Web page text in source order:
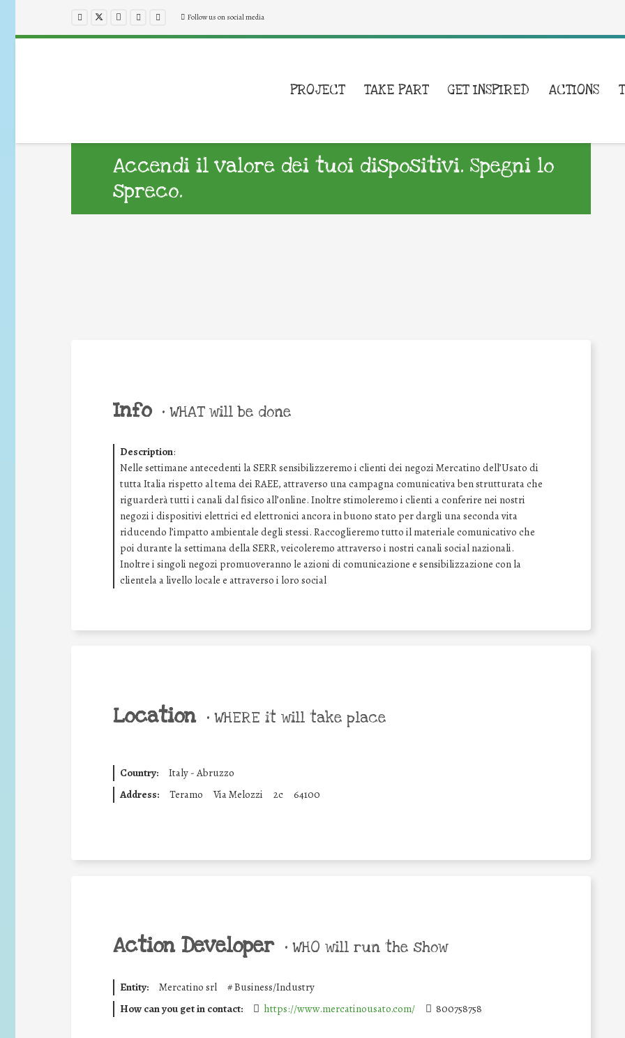
Follow us on social media
PROJECT TAKE PART GET INSPIRED ACTIONS
Accendi il valore dei tuoi dispositivi. Spegni lo
spreco.
Info • WHAT will be done
Description:
Nelle settimane antecedenti la SERR sensibilizzeremo i clienti dei negozi Mercatino dell’Usato di
tutta Italia rispetto al tema dei RAEE, attraverso una campagna comunicativa ben strutturata che
riguarderà tutti i canali dal fisico all’online. Inoltre stimoleremo i clienti a conferire nei nostri
negozi i dispositivi elettrici ed elettronici ancora in buono stato per dargli una seconda vita
riducendo l’impatto ambientale degli stessi. Raccoglieremo tutto il materiale comunicativo che
poi durante la settimana della SERR, veicoleremo attraverso i nostri canali social nazionali.
Inoltre i singoli negozi promuoveranno le azioni di comunicazione e sensibilizzazione con la
clientela a livello locale e attraverso i loro social
Location • WHERE it will take place
Country:
Italy - Abruzzo
Address:
Teramo Via Melozzi 2c 64100
Action Developer • WHO will run the show
Entity: Mercatino srl #Business/Industry
How can you get in contact:
https://www.mercatinousato.com/ 800758758